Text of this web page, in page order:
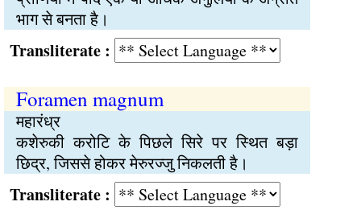
भाग से बनता है।
:
Foramen magnum
महारंध्र
कशेरुकी करोटि के पिछले सिरे पर स्थित बड़ा
छिद्र, जिससे होकर मेरुरज्जु निकलती है।
: